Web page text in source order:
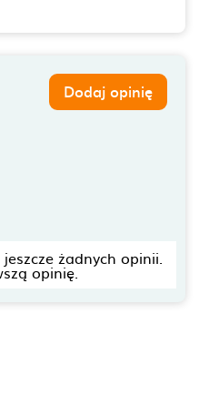
Dodaj opinię
żadnych opinii.
opinię.